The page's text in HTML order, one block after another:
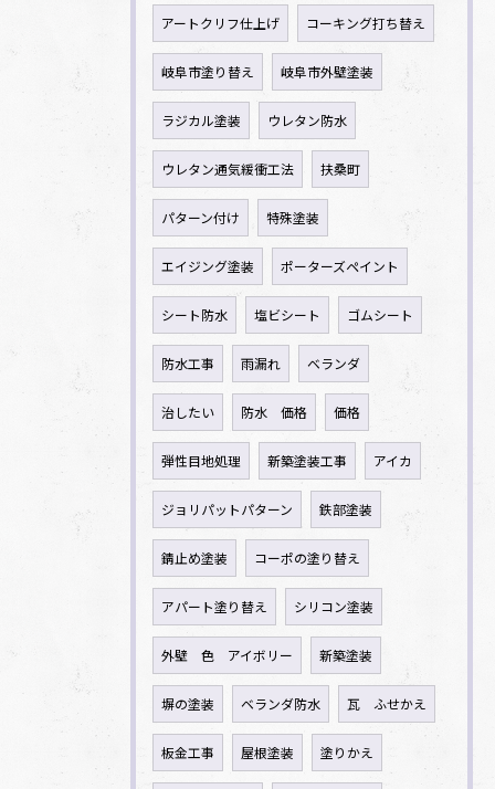
アートクリフ仕上げ コーキング打ち替え
岐阜市塗り替え 岐阜市外壁塗装
ラジカル塗装 ウレタン防水
ウレタン通気緩衝工法 扶桑町
パターン付け 特殊塗装
エイジング塗装 ポーターズペイント
シート防水 塩ビシート ゴムシート
防水工事 雨漏れ ベランダ
治したい 防水 価格 価格
弾性目地処理 新築塗装工事 アイカ
ジョリパットパターン 鉄部塗装
錆止め塗装 コーポの塗り替え
アパート塗り替え シリコン塗装
外壁 色 アイボリー 新築塗装
塀の塗装 ベランダ防水 瓦 ふせかえ
板金工事 屋根塗装 塗りかえ